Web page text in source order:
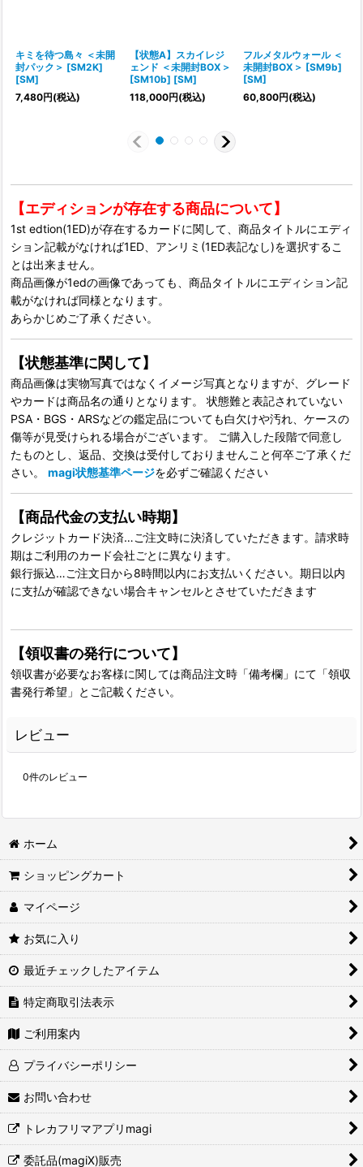
キミを待つ島々 ＜未開
封パック＞ [SM2K]
[SM]
7,480円(税込)
【状態A】スカイレジ
ェンド ＜未開封BOX＞
[SM10b] [SM]
118,000円(税込)
フルメタルウォール ＜
未開封BOX＞ [SM9b]
[SM]
60,800円(税込)
【エディションが存在する商品について】
1st edtion(1ED)が存在するカードに関して、商品タイトルにエディ
ション記載がなければ1ED、アンリミ(1ED表記なし)を選択するこ
とは出来ません。
商品画像が1edの画像であっても、商品タイトルにエディション記
載がなければ同様となります。
あらかじめご了承ください。
【状態基準に関して】
商品画像は実物写真ではなくイメージ写真となりますが、グレード
やカードは商品名の通りとなります。 状態難と表記されていない
PSA・BGS・ARSなどの鑑定品についても白欠けや汚れ、ケースの
傷等が見受けられる場合がございます。 ご購入した段階で同意し
たものとし、返品、交換は受付しておりませんこと何卒ご了承くだ
さい。 magi状態基準ページを必ずご確認ください
【商品代金の支払い時期】
クレジットカード決済…ご注文時に決済していただきます。請求時
期はご利用のカード会社ごとに異なります。
銀行振込…ご注文日から8時間以内にお支払いください。期日以内
に支払が確認できない場合キャンセルとさせていただきます
【領収書の発行について】
領収書が必要なお客様に関しては商品注文時「備考欄」にて「領収
書発行希望」とご記載ください。
レビュー
0件のレビュー
ホーム
ショッピングカート
マイページ
お気に入り
最近チェックしたアイテム
特定商取引法表示
ご利用案内
プライバシーポリシー
お問い合わせ
トレカフリマアプリmagi
委託品(magiX)販売